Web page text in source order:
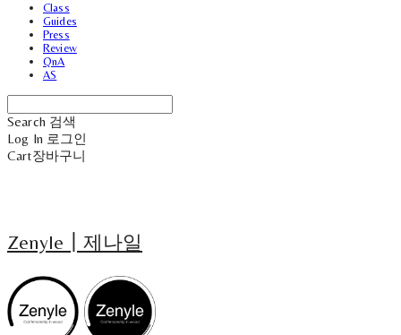
Class
Guides
Press
Review
QnA
AS
Search 검색
Log In 로그인
Cart장바구니
Zenyle┃제나일